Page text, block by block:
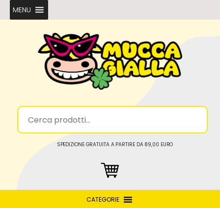
MENU
SPEDIZIONE GRATUITA A PARTIRE DA 89,00 EURO
CATEGORIE